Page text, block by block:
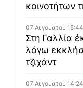
κοινοτήτων
07 Αυγούστου 15:44
Στη Γαλλία
λόγω
τζιχάντ
07 Αυγούστου 14:24